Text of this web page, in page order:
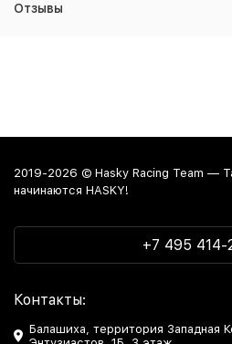
Отзывы
2019-2026 © Hasky Racing Team —
начинаются HASKY!
+7 495 414-
Контакты:
Балашиха, территория Западная